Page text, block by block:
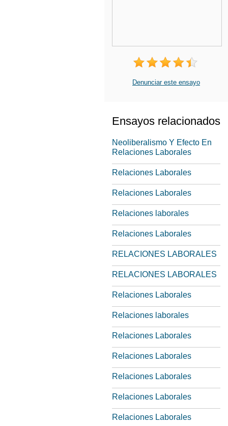
Denunciar este ensayo
Ensayos relacionados
Neoliberalismo Y Efecto En
Relaciones Laborales
Relaciones Laborales
Relaciones Laborales
Relaciones laborales
Relaciones Laborales
RELACIONES LABORALES
RELACIONES LABORALES
Relaciones Laborales
Relaciones laborales
Relaciones Laborales
Relaciones Laborales
Relaciones Laborales
Relaciones Laborales
Relaciones Laborales